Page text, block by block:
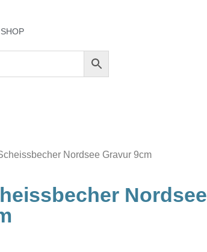
SHOP
Nordsee Gravur 9cm
Nordsee